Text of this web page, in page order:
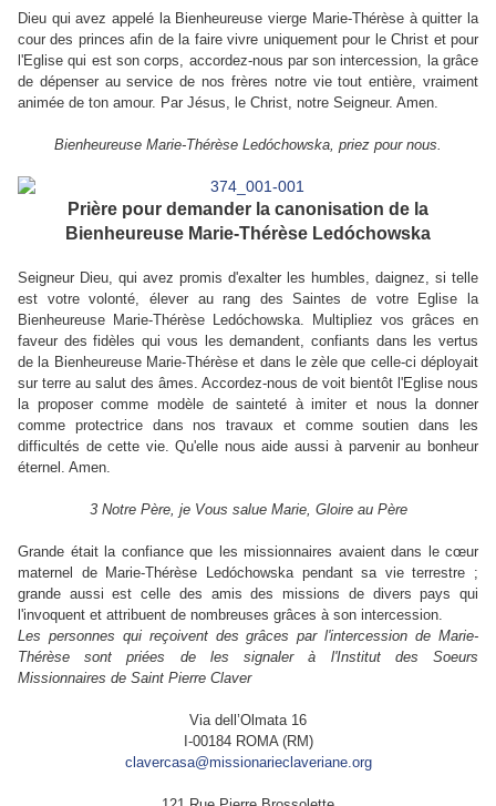
Dieu qui avez appelé la Bienheureuse vierge Marie-Thérèse à quitter la
cour des princes afin de la faire vivre uniquement pour le Christ et pour
l'Eglise qui est son corps, accordez-nous par son intercession, la grâce
de dépenser au service de nos frères notre vie tout entière, vraiment
animée de ton amour. Par Jésus, le Christ, notre Seigneur. Amen.
Bienheureuse Marie-Thérèse Ledóchowska, priez pour nous.
Prière pour demander la canonisation de la
Bienheureuse Marie-Thérèse Ledóchowska
Seigneur Dieu, qui avez promis d'exalter les humbles, daignez, si telle
est votre volonté, élever au rang des Saintes de votre Eglise la
Bienheureuse Marie-Thérèse Ledóchowska. Multipliez vos grâces en
faveur des fidèles qui vous les demandent, confiants dans les vertus
de la Bienheureuse Marie-Thérèse et dans le zèle que celle-ci déployait
sur terre au salut des âmes. Accordez-nous de voit bientôt l'Eglise nous
la proposer comme modèle de sainteté à imiter et nous la donner
comme protectrice dans nos travaux et comme soutien dans les
difficultés de cette vie. Qu'elle nous aide aussi à parvenir au bonheur
éternel. Amen.
3 Notre Père, je Vous salue Marie, Gloire au Père
Grande était la confiance que les missionnaires avaient dans le cœur
maternel de Marie-Thérèse Ledóchowska pendant sa vie terrestre ;
grande aussi est celle des amis des missions de divers pays qui
l'invoquent et attribuent de nombreuses grâces à son intercession.
Les personnes qui reçoivent des grâces par l'intercession de Marie-
Thérèse sont priées de les signaler à l'Institut des Soeurs
Missionnaires de Saint Pierre Claver
Via dell’Olmata 16
I-00184 ROMA (RM)
clavercasa@missionarieclaveriane.org